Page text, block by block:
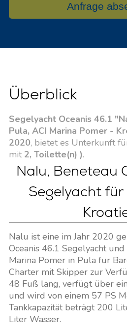
Anfrage
Überblick
Segelyacht Oceanis 46.1
Pula, ACI Marina Pomer -
2020, bietet es Unterkunft
mit 2, Toilette(n) ).
Nalu, Beneteau
Segelyacht
Nalu ist eine im Jahr 2020
Oceanis 46.1 Segelyacht
Marina Pomer in Pula für
Charter mit Skipper zur
48 Fuß lang, verfügt über
und wird von einem 57 PS
Tankkapazität beträgt 200
Liter Wasser.